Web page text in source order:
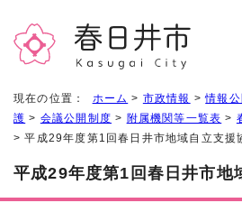
現在の位置： ホーム > 市政情報 >情報公
護 > 会議公開制度 > 附属機関等一覧表 >
> 平成29年度第1回春日井市地域自立支援
平成29年度第1回春日井市地